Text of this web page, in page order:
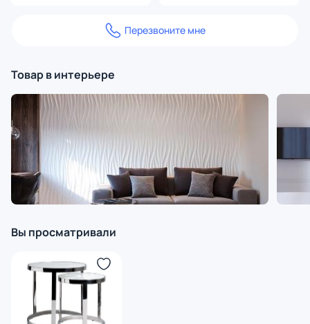
Перезвоните мне
Товар в интерьере
Вы просматривали